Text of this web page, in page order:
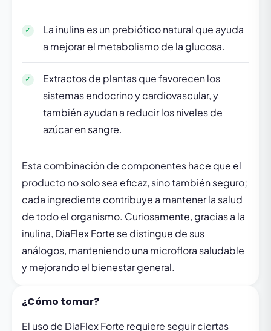
La inulina es un prebiótico natural que ayuda
a mejorar el metabolismo de la glucosa.
Extractos de plantas que favorecen los
sistemas endocrino y cardiovascular, y
también ayudan a reducir los niveles de
azúcar en sangre.
Esta combinación de componentes hace que el
producto no solo sea eficaz, sino también seguro;
cada ingrediente contribuye a mantener la salud
de todo el organismo. Curiosamente, gracias a la
inulina, DiaFlex Forte se distingue de sus
análogos, manteniendo una microflora saludable
y mejorando el bienestar general.
¿Cómo tomar?
El uso de DiaFlex Forte requiere seguir ciertas